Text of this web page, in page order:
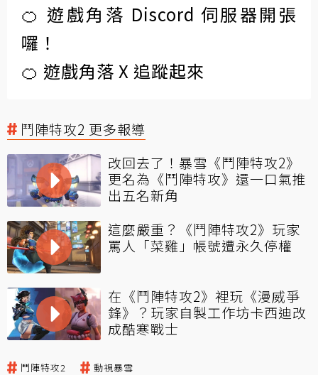
🍊 遊戲角落 Discord 伺服器開張
囉！
🍊 遊戲角落 X 追蹤起來
鬥陣特攻2 更多報導
改回去了！暴雪《鬥陣特攻2》
更名為《鬥陣特攻》還一口氣推
出五名新角
這麼嚴重？《鬥陣特攻2》玩家
罵人「菜雞」帳號遭永久停權
在《鬥陣特攻2》裡玩《漫威爭
鋒》？玩家自製工作坊卡西迪改
成酷寒戰士
鬥陣特攻2 動視暴雪